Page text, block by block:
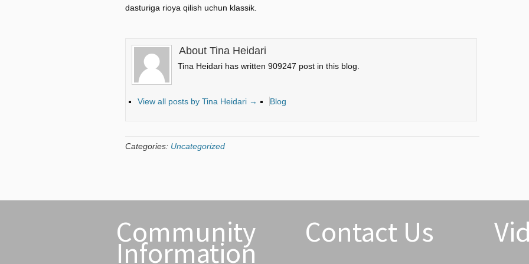
dasturiga rioya qilish uchun klassik.
About Tina Heidari
Tina Heidari has written 909247 post in this blog.
View all posts by Tina Heidari → Blog
Categories: Uncategorized
Community
Information
Contact Us